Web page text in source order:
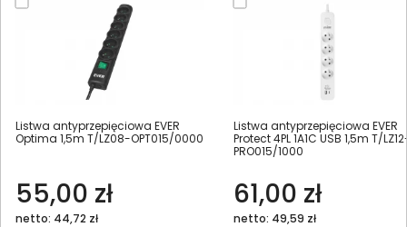
Listwa antyprzepięciowa EVER
Optima 1,5m T/LZ08-OPT015/0000
55,00 zł
netto: 44,72 zł
Listwa antyprzepięciowa EVER
Protect 4PL 1A1C USB 1,5m T/
PRO015/1000
61,00 zł
netto: 49,59 zł